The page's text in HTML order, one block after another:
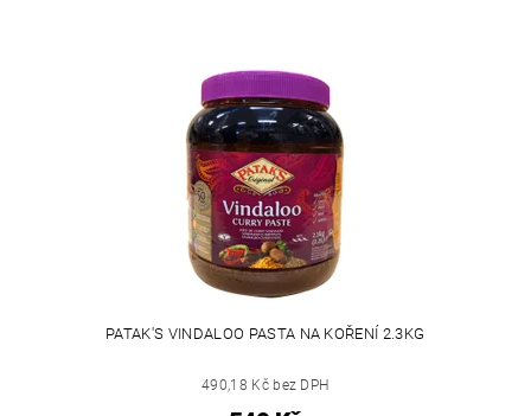
PATAK'S VINDALOO PASTA NA KOŘENÍ 2.3KG
490,18 Kč bez DPH